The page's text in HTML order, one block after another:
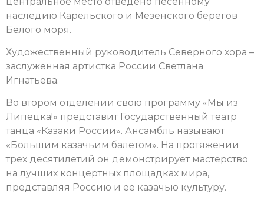
наследию Карельского и Мезенского берегов
Белого моря.
Художественный руководитель Северного хора –
заслуженная артистка России Светлана
Игнатьева.
Во втором отделении свою программу «Мы из
Липецка!» представит Государственный театр
танца «Казаки России». Ансамбль называют
«Большим казачьим балетом». На протяжении
трех десятилетий он демонстрирует мастерство
на лучших концертных площадках мира,
представляя Россию и ее казачью культуру.